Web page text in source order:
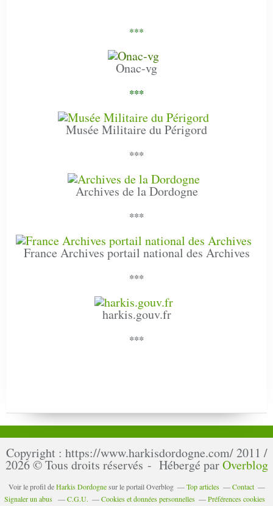
***
Onac-vg
***
Musée Militaire du Périgord
***
Archives de la Dordogne
***
France Archives portail national des Archives
***
harkis.gouv.fr
***
Copyright : https://www.harkisdordogne.com/ 2011 /
2026 © Tous droits réservés - Hébergé parOverblog
Voir le profil deHarkis Dordognesur le portail Overblog Top articles
Contact
Signaler un abus
C.G.U. Cookies et données personnelles Préférences cookies